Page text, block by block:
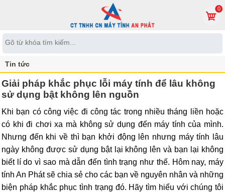
0
Tin tức
Giải pháp khắc phục lỗi máy tính để lâu không
sử dụng bật không lên nguồn
Khi bạn có công việc đi công tác trong nhiều tháng liền hoặc
có khi đi chơi xa mà không sử dụng đến máy tính của mình.
Nhưng đến khi về thì bạn khởi động lên nhưng máy tính lâu
ngày không được sử dụng bật lại không lên và bạn lại không
biết lí do vì sao mà dẫn đến tình trạng như thế. Hôm nay, máy
tính An Phát sẽ chia sẻ cho các bạn về nguyên nhân và những
biện pháp khắc phục tình trạng đó. Hãy tìm hiểu với chúng tôi